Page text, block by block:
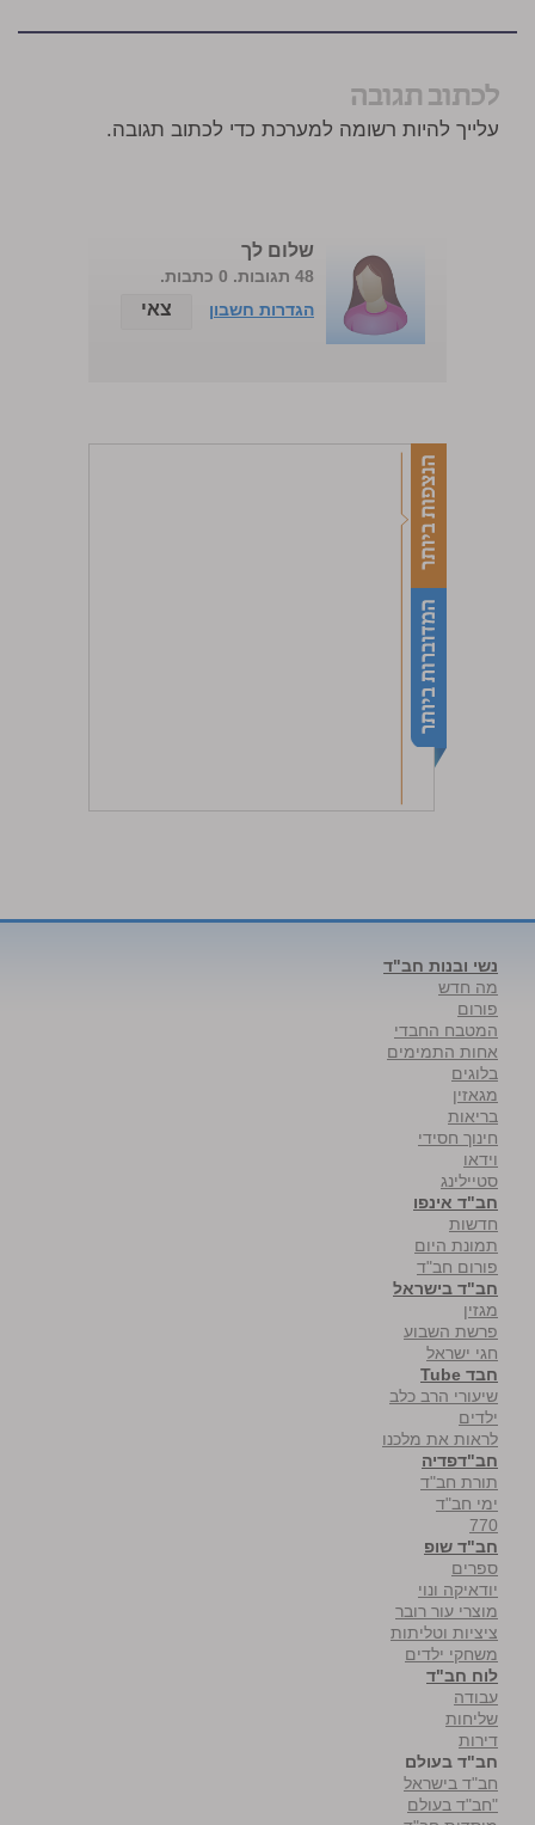
לכתוב תגובה
עלייך להיות רשומה למערכת כדי לכתוב תגובה.
שלום לך
48 תגובות. 0 כתבות.
הגדרות חשבון
צאי
נשי ובנות חב"ד
מה חדש
פורום
המטבח החבדי
אחות התמימים
בלוגים
מגאזין
בריאות
חינוך חסידי
וידאו
סטיילינג
חב"ד אינפו
חדשות
תמונת היום
פורום חב"ד
חב"ד בישראל
מגזין
פרשת השבוע
חגי ישראל
חבד Tube
שיעורי הרב כלב
ילדים
לראות את מלכנו
חב"דפדיה
תורת חב"ד
ימי חב"ד
770
חב"ד שופ
ספרים
יודאיקה ונוי
מוצרי עור רובר
ציציות וטליתות
משחקי ילדים
לוח חב"ד
עבודה
שליחות
דירות
חב"ד בעולם
חב"ד בישראל
"חב"ד בעולם